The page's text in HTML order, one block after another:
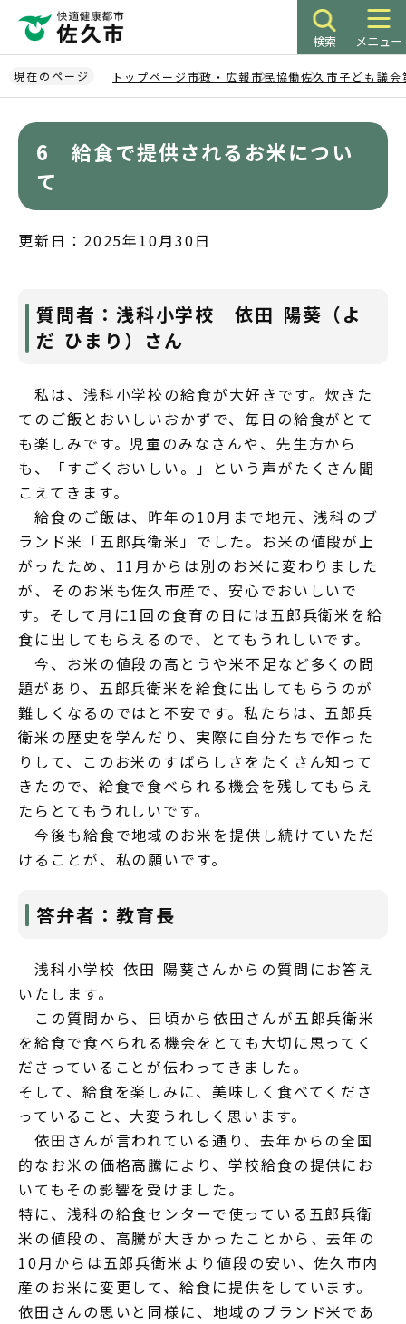
ペ
ー
ジ
検索 メニュー
現在のページ トップページ 市政・広報市民協働佐久市子ども議会
6 給食で提供されるお米につい
て
更新日：2025年10月30日
質問者：浅科小学校 依田 陽葵（よ
だ ひまり）さん
私は、浅科小学校の給食が大好きです。炊きた
てのご飯とおいしいおかずで、毎日の給食がとて
も楽しみです。児童のみなさんや、先生方から
も、「すごくおいしい。」という声がたくさん聞
こえてきます。
給食のご飯は、昨年の10月まで地元、浅科のブ
ランド米「五郎兵衛米」でした。お米の値段が上
がったため、11月からは別のお米に変わりました
が、そのお米も佐久市産で、安心でおいしいで
す。そして月に1回の食育の日には五郎兵衛米を給
食に出してもらえるので、とてもうれしいです。
今、お米の値段の高とうや米不足など多くの問
題があり、五郎兵衛米を給食に出してもらうのが
難しくなるのではと不安です。私たちは、五郎兵
衛米の歴史を学んだり、実際に自分たちで作った
りして、このお米のすばらしさをたくさん知って
きたので、給食で食べられる機会を残してもらえ
たらとてもうれしいです。
今後も給食で地域のお米を提供し続けていただ
けることが、私の願いです。
答弁者：教育長
浅科小学校 依田 陽葵さんからの質問にお答え
いたします。
この質問から、日頃から依田さんが五郎兵衛米
を給食で食べられる機会をとても大切に思ってく
ださっていることが伝わってきました。
そして、給食を楽しみに、美味しく食べてくださ
っていること、大変うれしく思います。
依田さんが言われている通り、去年からの全国
的なお米の価格高騰により、学校給食の提供にお
いてもその影響を受けました。
特に、浅科の給食センターで使っている五郎兵衛
米の値段の、高騰が大きかったことから、去年の
10月からは五郎兵衛米より値段の安い、佐久市内
産のお米に変更して、給食に提供をしています。
依田さんの思いと同様に、地域のブランド米であ